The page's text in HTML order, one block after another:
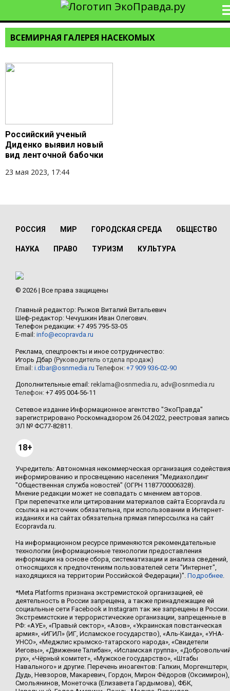
ВСЕМИРНАЯ ГАЛЕРЕЯ НАСЕКОМЫХ
Российский ученый
Диденко выявил новый
вид ленточной бабочки
23 мая 2023, 17:44
РОССИЯ МИР ГОРОДСКАЯ СРЕДА ОБЩЕСТВО
НАУКА ПРАВО ТУРИЗМ КУЛЬТУРА
© 2026 | Все права защищены
Главный редактор: Рыжов Виталий Витальевич
Шеф-редактор: Чечушкин Иван Олегович.
Телефон редакции: +7 495 795-53-05
E-mail: info@ecopravda.ru
Реклама, спецпроекты и иное сотрудничество:
Игорь Дбар (Руководитель отдела продаж)
Email: i.dbar@osnmedia.ru Телефон: +7 909 936-02-90
Дополнительные email: reklama@osnmedia.ru, adv@osnmedia.ru
Телефон: +7 495 004-56-11
Сетевое издание Информационное агентство "ЭкоПравда"
зарегистрировано Роскомнадзором 26.04.2022, реестровая запись
ЭЛ № ФС77-82811.
18+
Учредитель: Автономная некоммерческая организация содействия
информированию и просвещению населения "Медиахолдинг
"Общественная служба новостей" (ОГРН 1187700006328).
Мнение редакции может не совпадать с мнением авторов.
При перепечатке или цитировании материалов сайта Ecopravda.ru
ссылка на источник обязательна, при использовании в Интернет-
изданиях и на сайтах обязательна прямая гиперссылка на сайт
Ecopravda.ru.
На информационном ресурсе применяются рекомендательные
технологии (информационные технологии предоставления
информации на основе сбора, систематизации и анализа сведений,
относящихся к предпочтениям пользователей сети "Интернет",
находящихся на территории Российской Федерации)". Подробнее.
*Meta Platforms признана экстремистской организацией, её
деятельность в России запрещена, а также принадлежащие ей
социальные сети Facebook и Instagram так же запрещены в России.
Экстремистские и террористические организации, запрещенные в
РФ: «АУЕ», «Правый сектор», «Азов», «Украинская повстанческая
армия», «ИГИЛ» (ИГ, Исламское государство), «Аль-Каида», «УНА-
УНСО», «Меджлис крымско-татарского народа», «Свидетели
Иеговы», «Движение Талибан», «Исламская группа»,
рух», «Чёрный комитет», «Мужское государство», «Штабы
Навального» и другие. Перечень иноагентов: Галкин, Моргенштерн,
Дудь, Невзоров, Макаревич, Гордон, Мирон Фёдоров (Оксимирон),
Смольянинов, Монеточка (Елизавета Гардымова), ФБК,